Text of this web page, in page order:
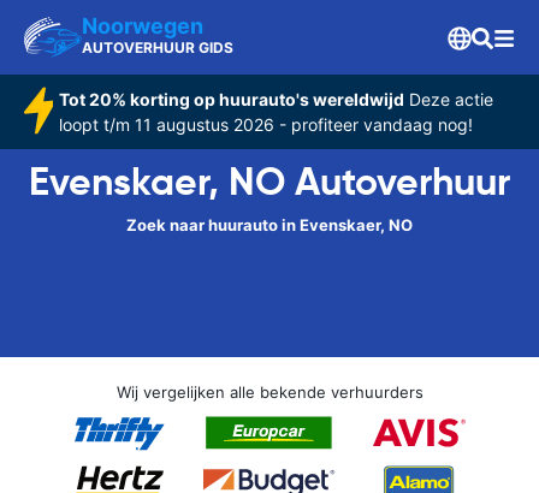
Noorwegen
AUTOVERHUUR GIDS
Tot 20% korting op huurauto's wereldwijd Deze actie
loopt t/m 11 augustus 2026 - profiteer vandaag nog!
Evenskaer, NO Autoverhuur
Zoek naar huurauto in Evenskaer, NO
Wij vergelijken alle bekende verhuurders